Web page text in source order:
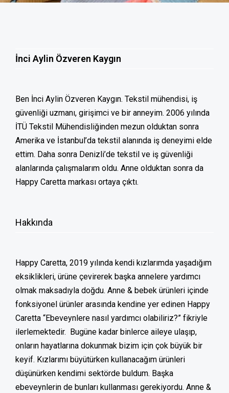
İnci Aylin Özveren Kaygın
Ben İnci Aylin Özveren Kaygın. Tekstil mühendisi, iş
güvenliği uzmanı, girişimci ve bir anneyim. 2006 yılında
İTÜ Tekstil Mühendisliğinden mezun olduktan sonra
Amerika ve İstanbul’da tekstil alanında iş deneyimi elde
ettim. Daha sonra Denizli’de tekstil ve iş güvenliği
alanlarında çalışmalarım oldu. Anne olduktan sonra da
Happy Caretta markası ortaya çıktı.
Hakkında
Happy Caretta, 2019 yılında kendi kızlarımda yaşadığım
eksiklikleri, ürüne çevirerek başka annelere yardımcı
olmak maksadıyla doğdu. Anne & bebek ürünleri içinde
fonksiyonel ürünler arasında kendine yer edinen Happy
Caretta “Ebeveynlere nasıl yardımcı olabiliriz?” fikriyle
ilerlemektedir. Bugüne kadar binlerce aileye ulaşıp,
onların hayatlarına dokunmak bizim için çok büyük bir
keyif. Kızlarımı büyütürken kullanacağım ürünleri
düşünürken kendimi sektörde buldum. Başka
ebeveynlerin de bunları kullanması gerekiyordu. Anne &